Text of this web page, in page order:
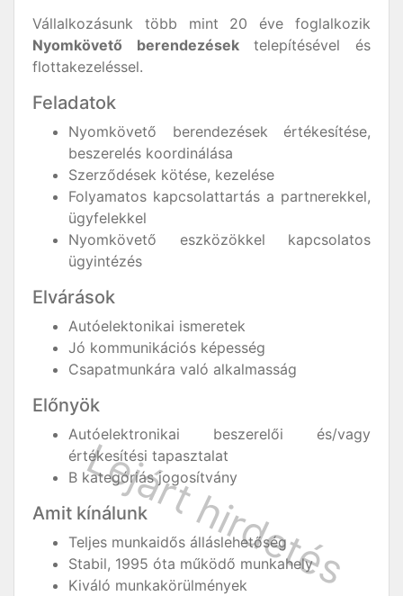
Vállalkozásunk több mint 20 éve foglalkozik
Nyomkövető berendezésektelepítésével és
flottakezeléssel.
Feladatok
Nyomkövető berendezések értékesítése,
beszerelés koordinálása
Szerződések kötése, kezelése
Folyamatos kapcsolattartás a partnerekkel,
ügyfelekkel
Nyomkövető eszközökkel kapcsolatos
ügyintézés
Elvárások
Autóelektonikai ismeretek
Jó kommunikációs képesség
Csapatmunkára való alkalmasság
Előnyök
Autóelektronikai beszerelői és/vagy
értékesítési tapasztalat
B kategóriás jogosítvány
Amit kínálunk
Teljes munkaidős álláslehetőség
Stabil, 1995 óta működő munkahely
Kiváló munkakörülmények